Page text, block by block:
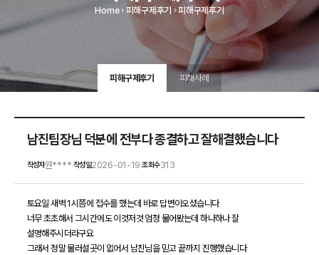
Home 피해구제후기 피해구제후기
피해구제후기 피해사례
남진팀장님 덕분에 전부다 종결하고 잘해결했습니다
작성자원**** 작성일2026-01-19 |조회수313
토요일 새벽 1시쯤에 접수를 했는데 바로 답변이오셨습니다
너무 초초해서 그시간에도 이것저것 엄청 물어봤는데 하나하나 잘
설명해주시더라구요
그래서 정말 물러설곳이 없어서 남진님을 믿고 끝까지 진행했습니다